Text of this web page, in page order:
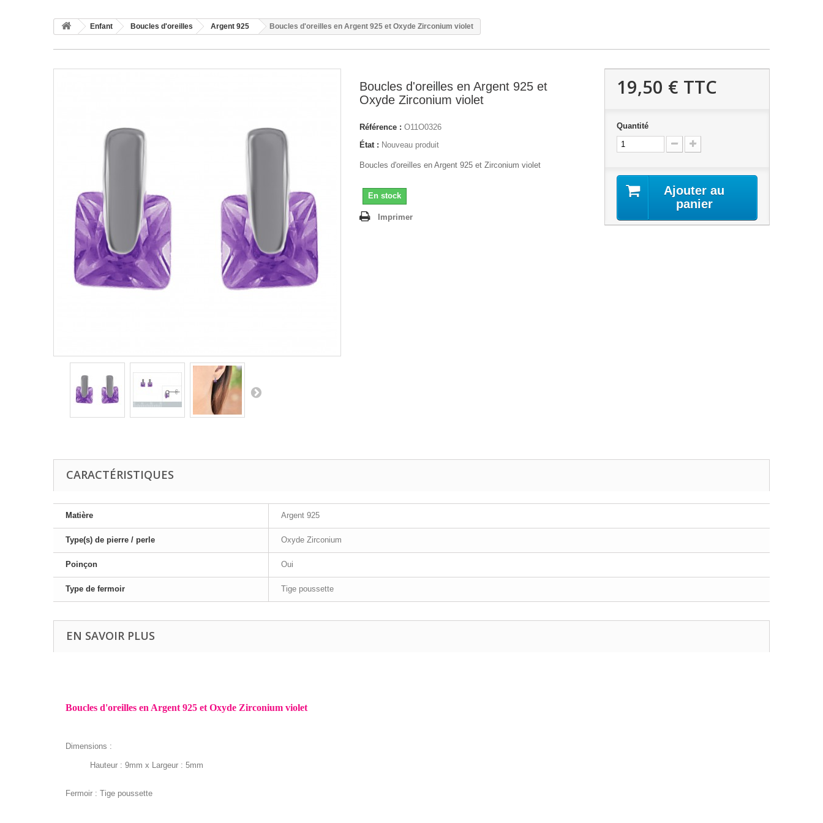
Enfant Boucles d'oreilles Argent 925 Boucles d'oreilles en Argent 925 et Oxyde Zirconium violet
Boucles d'oreilles en Argent 925 et
Oxyde Zirconium violet
Référence : O11O0326
État : Nouveau produit
Boucles d'oreilles en Argent 925 et Zirconium violet
En stock
Imprimer
19,50 € TTC
Quantité
Ajouter au
panier
CARACTÉRISTIQUES
Matière Argent 925
Type(s) de pierre / perle Oxyde Zirconium
Poinçon Oui
Type de fermoir Tige poussette
EN SAVOIR PLUS
Boucles d'oreilles en Argent 925 et Oxyde Zirconium violet
Dimensions :
Hauteur : 9mm x Largeur : 5mm
Fermoir : Tige poussette